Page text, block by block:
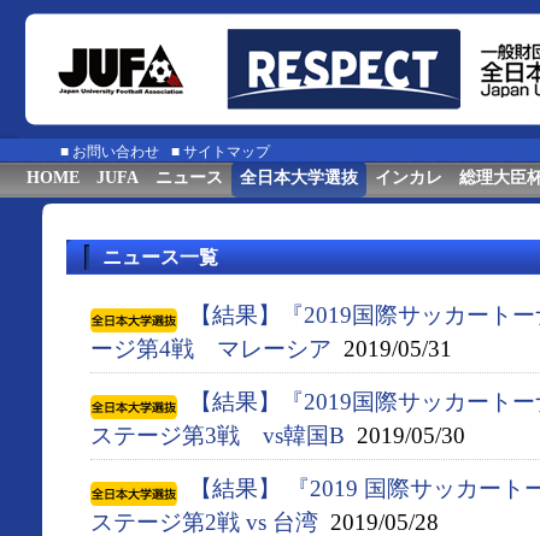
■ お問い合わせ ■ サイトマップ
HOME JUFA ニュース 全日本大学選抜 インカレ 総理大臣
ニュース一覧
【結果】『2019国際サッカート
ージ第4戦 マレーシア 2019/05/31
【結果】『2019国際サッカート
ステージ第3戦 vs韓国B 2019/05/30
【結果】 『2019 国際サッカー
ステージ第2戦 vs 台湾 2019/05/28